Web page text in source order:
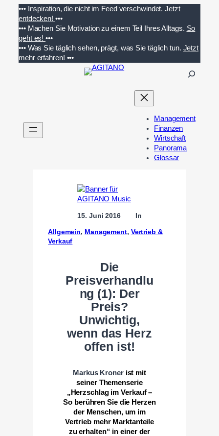
Inhalt
springen
••• Inspiration, die nicht im Feed verschwindet. Jetzt
entdecken! •••
••• Machen Sie Motivation zu einem Teil Ihres Alltags. So
geht es!•••
••• Was Sie täglich sehen, prägt, was Sie täglich tun. Jetzt
mehr erfahren! •••
n
Management
Finanzen
Wirtschaft
Panorama
Glossar
15. Juni 2016 In
Allgemein, Management, Vertrieb &
Verkauf
Die
Preisverhandlu
ng (1): Der
Preis?
Unwichtig,
wenn das Herz
offen ist!
Markus Kronerist mit
seiner Themenserie
„Herzschlag im Verkauf –
So berühren Sie die Herzen
der Menschen, um im
Vertrieb mehr Marktanteile
zu erhalten“ in einer der